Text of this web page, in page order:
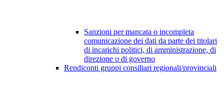
Sanzioni per mancata o incompleta
comunicazione dei dati da parte dei titolari
di incarichi politici, di amministrazione, di
direzione o di governo
Rendiconti gruppi consiliari regionali/provinciali